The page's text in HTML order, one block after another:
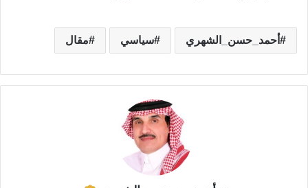
أحمد_حسن_الشهري سياسي مقال